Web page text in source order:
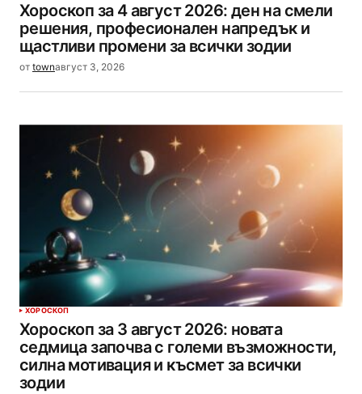
Хороскоп за 4 август 2026: ден на смели
решения, професионален напредък и
щастливи промени за всички зодии
от townавгуст 3, 2026
ХОРОСКОП
Хороскоп за 3 август 2026: новата
седмица започва с големи възможности,
силна мотивация и късмет за всички
зодии